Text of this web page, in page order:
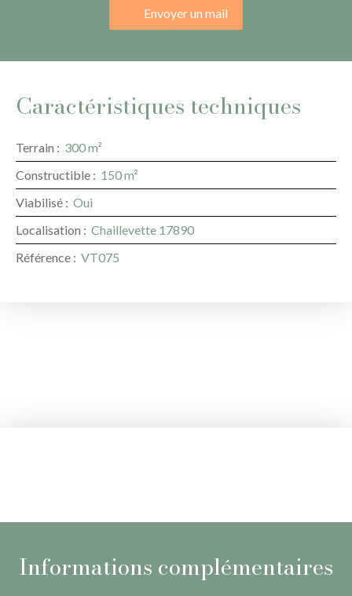
Envoyer un mail
Caractéristiques techniques
Terrain : 300m²
Constructible : 150m²
Viabilisé : Oui
Localisation : Chaillevette 17890
Référence : VT075
Informations complémentaires